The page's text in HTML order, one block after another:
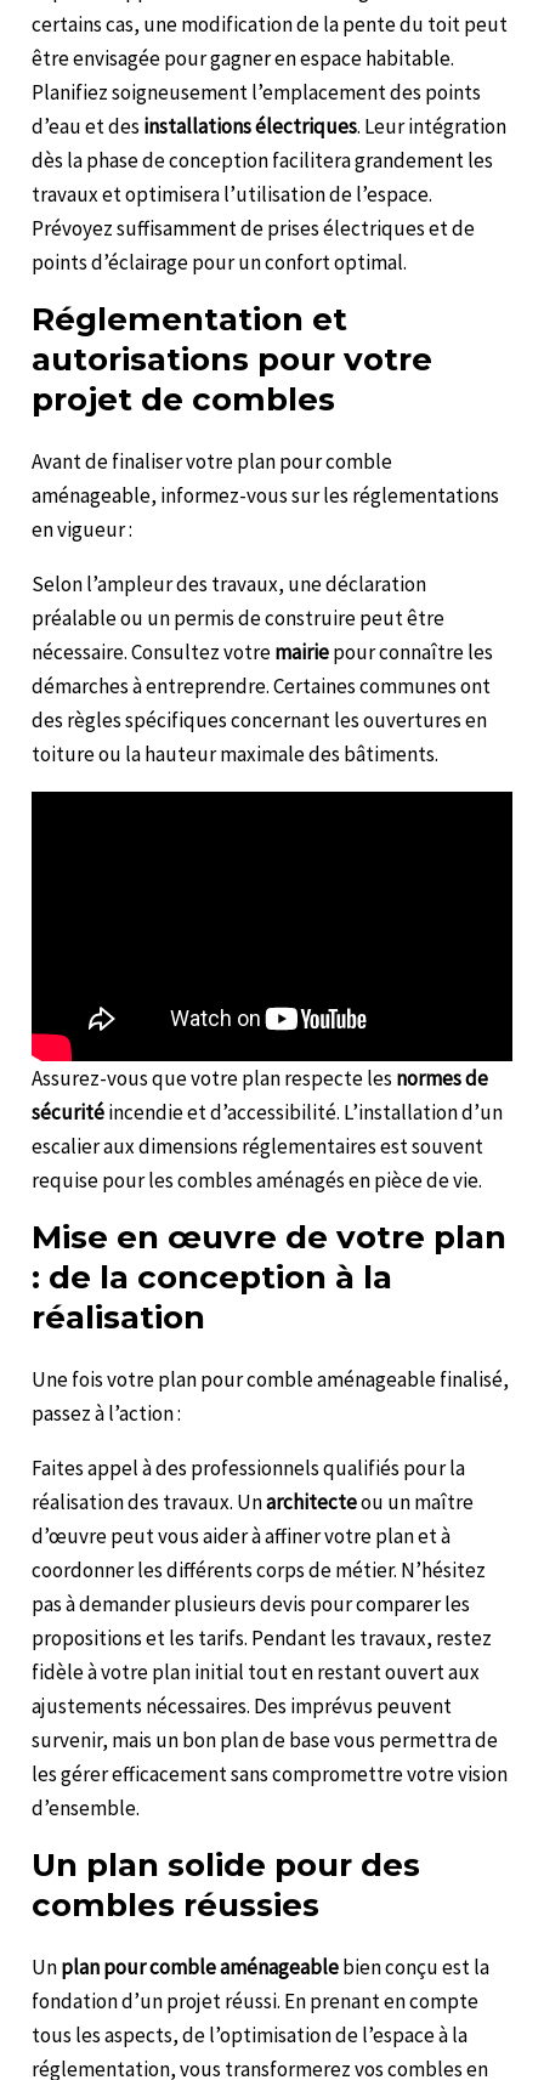
certains cas, une modification de la pente du toit peut
être envisagée pour gagner en espace habitable.
Planifiez soigneusement l’emplacement des points
d’eau et des installations électriques. Leur intégration
dès la phase de conception facilitera grandement les
travaux et optimisera l’utilisation de l’espace.
Prévoyez suffisamment de prises électriques et de
points d’éclairage pour un confort optimal.
Réglementation et
autorisations pour votre
projet de combles
Avant de finaliser votre plan pour comble
aménageable, informez-vous sur les réglementations
en vigueur :
Selon l’ampleur des travaux, une déclaration
préalable ou un permis de construire peut être
nécessaire. Consultez votremairiepour connaître les
démarches à entreprendre. Certaines communes ont
des règles spécifiques concernant les ouvertures en
toiture ou la hauteur maximale des bâtiments.
Assurez-vous que votre plan respecte les normes de
sécuritéincendie et d’accessibilité. L’installation d’un
escalier aux dimensions réglementaires est souvent
requise pour les combles aménagés en pièce de vie.
Mise en œuvre de votre plan
: de la conception à la
réalisation
Une fois votre plan pour comble aménageable finalisé,
passez à l’action :
Faites appel à des professionnels qualifiés pour la
réalisation des travaux. Unarchitecteou un maître
d’œuvre peut vous aider à affiner votre plan et à
coordonner les différents corps de métier. N’hésitez
pas à demander plusieurs devis pour comparer les
propositions et les tarifs. Pendant les travaux, restez
fidèle à votre plan initial tout en restant ouvert aux
ajustements nécessaires. Des imprévus peuvent
survenir, mais un bon plan de base vous permettra de
les gérer efficacement sans compromettre votre vision
d’ensemble.
Un plan solide pour des
combles réussies
Unplan pour comble aménageablebien conçu est la
fondation d’un projet réussi. En prenant en compte
tous les aspects, de l’optimisation de l’espace à la
réglementation, vous transformerez vos combles en